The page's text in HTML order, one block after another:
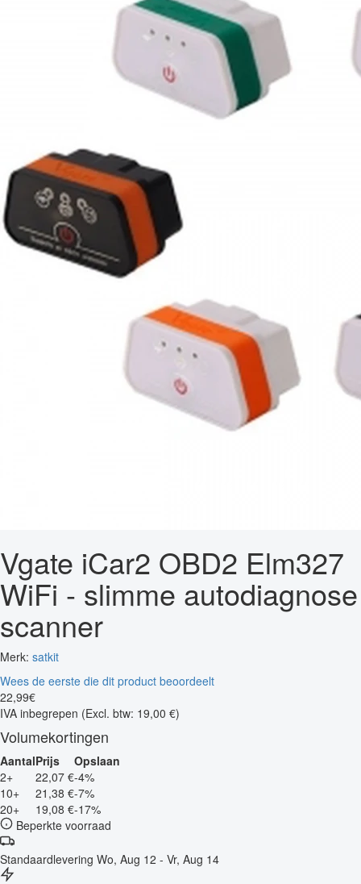
Vgate iCar2 OBD2 Elm327
WiFi - slimme autodiagnose
scanner
Merk: satkit
Wees de eerste die dit product beoordeelt
22,99€
IVA inbegrepen (Excl. btw: 19,00 €)
Volumekortingen
AantalPrijs
Opslaan
2+
22,07 €-4%
10+
21,38 €-7%
20+
19,08 €-17%
Beperkte voorraad
Standaardlevering Wo, Aug 12 - Vr, Aug 14